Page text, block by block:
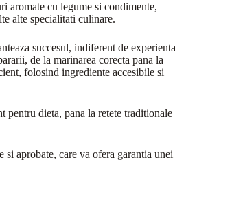
aromate cu legume si condimente,
alte specialitati culinare.
succesul, indiferent de experienta
de la marinarea corecta pana la
folosind ingrediente accesibile si
pentru dieta, pana la retete traditionale
si aprobate, care va ofera garantia unei